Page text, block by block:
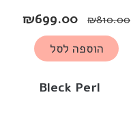
Bleck Perl
₪810.00
₪699.00
הוספה לסל